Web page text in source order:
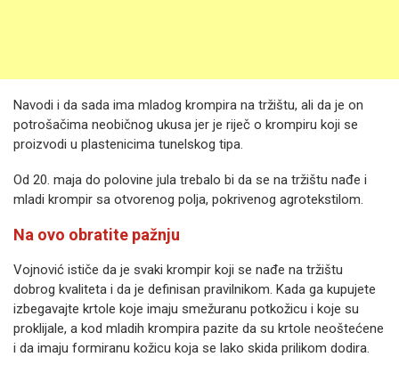
Navodi i da sada ima mladog krompira na tržištu, ali da je on
potrošačima neobičnog ukusa jer je riječ o krompiru koji se
proizvodi u plastenicima tunelskog tipa.
Od 20. maja do polovine jula trebalo bi da se na tržištu nađe i
mladi krompir sa otvorenog polja, pokrivenog agrotekstilom.
Na ovo obratite pažnju
Vojnović ističe da je svaki krompir koji se nađe na tržištu
dobrog kvaliteta i da je definisan pravilnikom. Kada ga kupujete
izbegavajte krtole koje imaju smežuranu potkožicu i koje su
proklijale, a kod mladih krompira pazite da su krtole neoštećene
i da imaju formiranu kožicu koja se lako skida prilikom dodira.